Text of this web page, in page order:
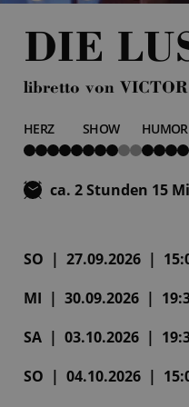
DIE
libretto von
HERZ
5
von
SHOW
3
von
HUMOR
5
von
ca. 2 Stunden 15
SO | 27.09.2026 |
MI | 30.09.2026 |
SA | 03.10.2026 |
SO | 04.10.2026 |